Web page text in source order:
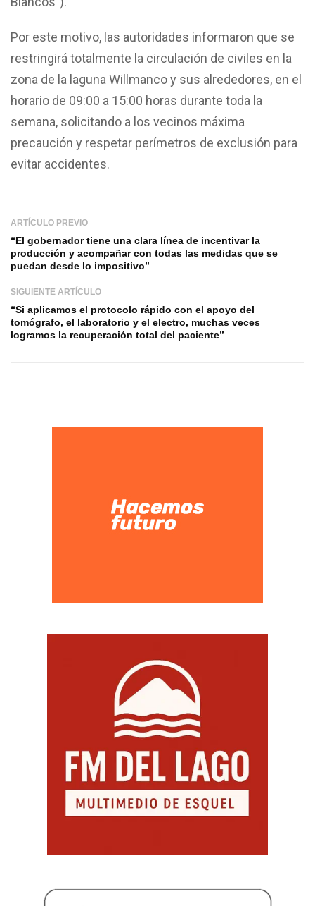
Por este motivo, las autoridades informaron que se
restringirá totalmente la circulación de civiles en la
zona de la laguna Willmanco y sus alrededores, en el
horario de 09:00 a 15:00 horas durante toda la
semana, solicitando a los vecinos máxima
precaución y respetar perímetros de exclusión para
evitar accidentes.
ARTÍCULO PREVIO
“El gobernador tiene una clara línea de incentivar la
producción y acompañar con todas las medidas que se
puedan desde lo impositivo”
SIGUIENTE ARTÍCULO
“Si aplicamos el protocolo rápido con el apoyo del
tomógrafo, el laboratorio y el electro, muchas veces
logramos la recuperación total del paciente”